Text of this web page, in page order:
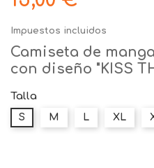
Impuestos incluidos
Camiseta de
con diseño "KISS
Talla
S M L XL